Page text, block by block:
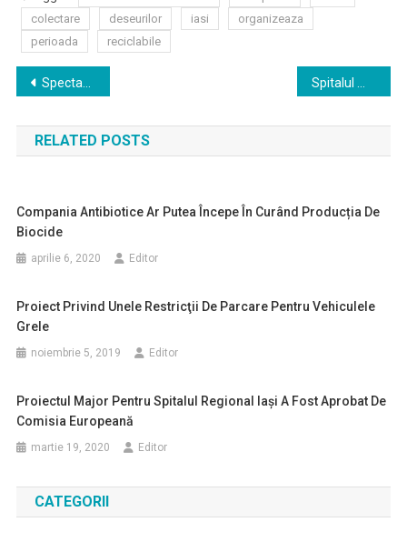
colectare
deseurilor iasi
organizeaza
perioada
reciclabile
Navigare
în
articole
Spectacole live, online, indoor şi open air la cea de-a XIII-a ediţie a FITPTI
RELATED POSTS
Compania Antibiotice Ar Putea Începe În Curând Producția De
Biocide
aprilie 6, 2020 Editor
Proiect Privind Unele Restricţii De Parcare Pentru Vehiculele
Grele
noiembrie 5, 2019 Editor
Proiectul Major Pentru Spitalul Regional Iaşi A Fost Aprobat De
Comisia Europeană
martie 19, 2020 Editor
CATEGORII